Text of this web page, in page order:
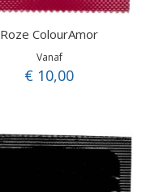
Roze ColourAmor
Vanaf
€ 10,00